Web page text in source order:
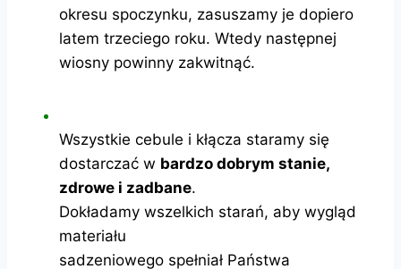
okresu spoczynku, zasuszamy je dopiero
latem trzeciego roku. Wtedy następnej
wiosny powinny zakwitnąć.
Wszystkie cebule i kłącza staramy się
dostarczać w bardzo dobrym stanie,
zdrowe i zadbane.
Dokładamy wszelkich starań, aby wygląd
materiału
sadzeniowego spełniał Państwa